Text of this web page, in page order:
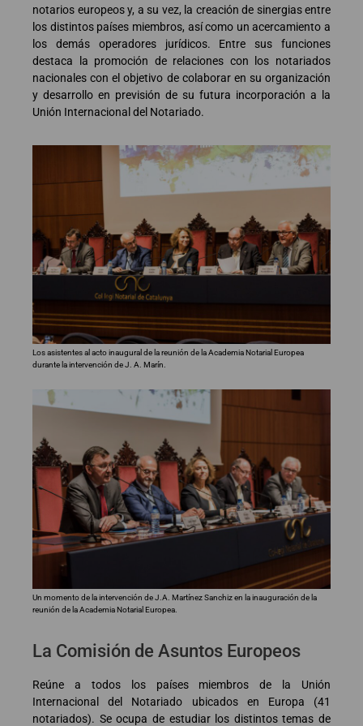
notarios europeos y, a su vez, la creación de sinergias entre
los distintos países miembros, así como un acercamiento a
los demás operadores jurídicos. Entre sus funciones
destaca la promoción de relaciones con los notariados
nacionales con el objetivo de colaborar en su organización
y desarrollo en previsión de su futura incorporación a la
Unión Internacional del Notariado.
Los asistentes al acto inaugural de la reunión de la Academia Notarial Europea
durante la intervención de J. A. Marín.
Un momento de la intervención de J.A. Martínez Sanchiz en la inauguración de la
reunión de la Academia Notarial Europea.
La Comisión de Asuntos Europeos
Reúne a todos los países miembros de la Unión
Internacional del Notariado ubicados en Europa (41
notariados). Se ocupa de estudiar los distintos temas de